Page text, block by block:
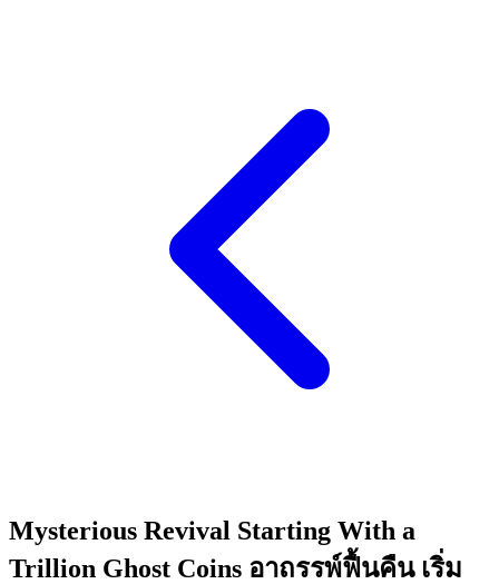
Mysterious Revival Starting With a
Trillion Ghost Coins อาถรรพ์ฟื้นคืน เริ่ม